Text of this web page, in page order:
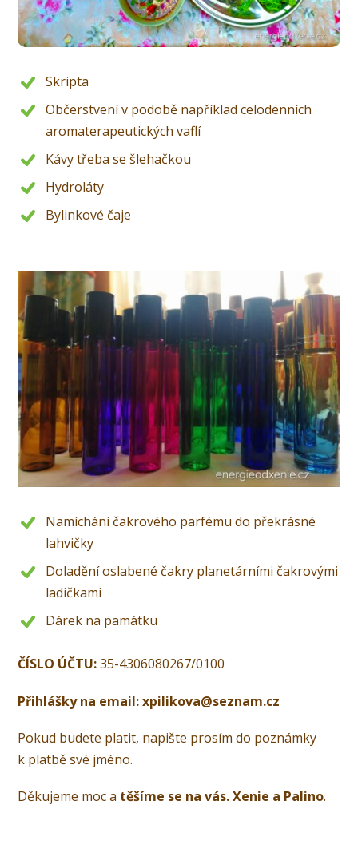
Skripta
Občerstvení v podobě například celodenních
aromaterapeutických vaflí
Kávy třeba se šlehačkou
Hydroláty
Bylinkové čaje
Namíchání čakrového parfému do překrásné
lahvičky
Doladění oslabené čakry planetárními čakrovými
ladičkami
Dárek na památku
ČÍSLO ÚČTU:35-4306080267/0100
Přihlášky na email: xpilikova@seznam.cz
Pokud budete platit, napište prosím do poznámky
k platbě své jméno.
Děkujeme moc a těšíme se na vás. Xenie a Palino.